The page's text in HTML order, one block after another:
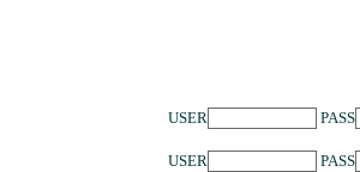
USER PASS
USER PASS